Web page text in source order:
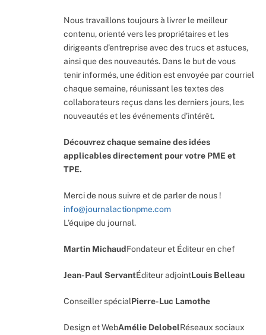
Nous travaillons toujours à livrer le meilleur
contenu, orienté vers les propriétaires et les
dirigeants d’entreprise avec des trucs et astuces,
ainsi que des nouveautés. Dans le but de vous
tenir informés, une édition est envoyée par courriel
chaque semaine, réunissant les textes des
collaborateurs reçus dans les derniers jours, les
nouveautés et les événements d’intérêt.
Découvrez chaque semaine des idées
applicables directement pour votre PME et
TPE.
Merci de nous suivre et de parler de nous !
info@journalactionpme.com
L’équipe du journal.
Martin MichaudFondateur et Éditeur en chef
Jean-Paul ServantÉditeur adjointLouis Belleau
Conseiller spécialPierre-Luc Lamothe
Design et WebAmélie DelobelRéseaux sociaux